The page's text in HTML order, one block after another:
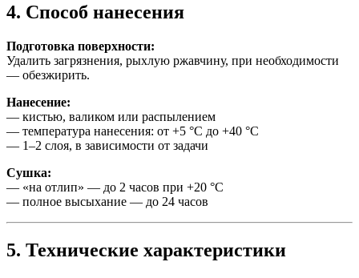
4. Способ нанесения
Подготовка поверхности:
Удалить загрязнения, рыхлую ржавчину, при необходимости
— обезжирить.
Нанесение:
— кистью, валиком или распылением
— температура нанесения: от +5 °C до +40 °C
— 1–2 слоя, в зависимости от задачи
Сушка:
— «на отлип» — до 2 часов при +20 °C
— полное высыхание — до 24 часов
5. Технические характеристики